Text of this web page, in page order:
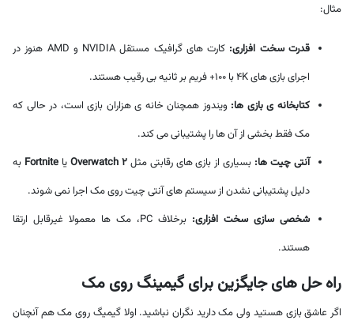
مثال:
قدرت سخت افزاری:
کارت های گرافیک مستقل NVIDIA و AMD هنوز در
اجرای بازی های 4K با 100+ فریم بر ثانیه بی رقیب هستند.
کتابخانه ی بازی ها: ویندوز همچنان خانه ی هزاران بازی است، در حالی که
مک فقط بخشی از آن ها را پشتیبانی می کند.
آنتی چیت ها: بسیاری از بازی های رقابتی مثلOverwatch 2 یاFortnite به
دلیل پشتیبانی نشدن از سیستم های آنتی چیت روی مک اجرا نمی شوند.
شخصی سازی سخت افزاری:
برخلاف PC، مک ها معمولا غیرقابل ارتقا
هستند.
راه حل های جایگزین برای گیمینگ روی مک
اگر عاشق بازی هستید ولی مک دارید نگران نباشید. اولا گیمیگ روی مک هم آنچنان